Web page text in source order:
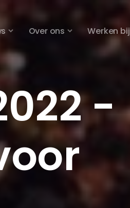
Over ons Werken bij
-